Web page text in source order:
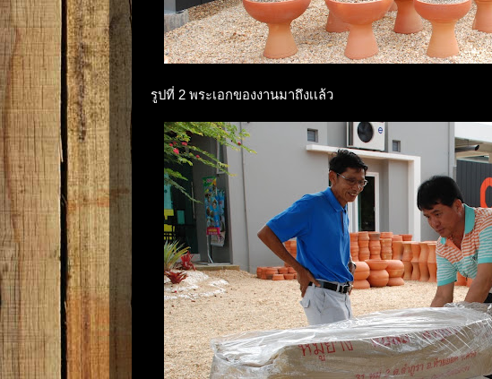
รูปที่ 2 พระเอกของงานมาถึงเเล้ว